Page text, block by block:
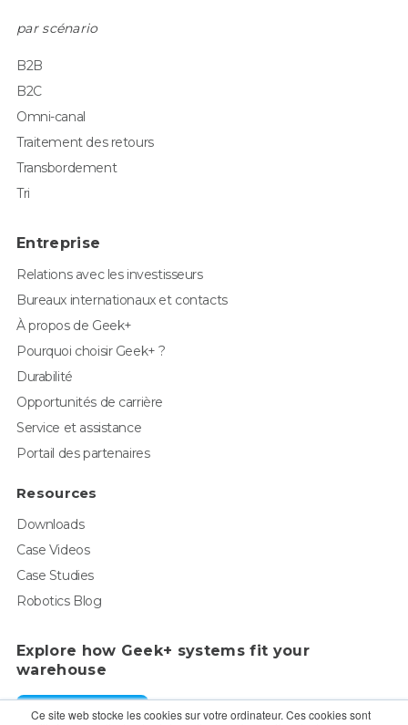
Ce site web stocke les cookies sur votre ordinateur. Ces cookies sont
par scénario
B2B
B2C
Omni-canal
Traitement des retours
Transbordement
Tri
Entreprise
Relations avec les investisseurs
Bureaux internationaux et contacts
À propos de Geek+
Pourquoi choisir Geek+ ?
Durabilité
Opportunités de carrière
Service et assistance
Portail des partenaires
Resources
Downloads
Case Videos
Case Studies
Robotics Blog
Explore how Geek+ systems fit your
warehouse
Request a Demo